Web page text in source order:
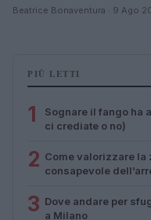
Beatrice Bonaventura · 9 Ago
PIÙ LETTI
1
Sognare il fango ha
ci crediate o no)
2 Come valorizzare la
consapevole
3 Dove andare per
a Milano